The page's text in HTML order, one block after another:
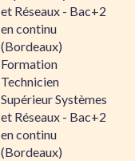
et Réseaux - Bac+2
en continu
(Bordeaux)
Formation
Technicien
Supérieur Systèmes
et Réseaux - Bac+2
en continu
(Bordeaux)